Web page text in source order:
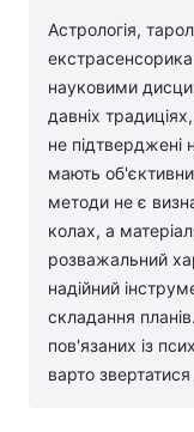
Астрологія,
екстрасенсорика
науковими
давніх
не підтверджені
мають
методи не є
колах, а
розважальний
надійний
складання
пов'язаних із
варто